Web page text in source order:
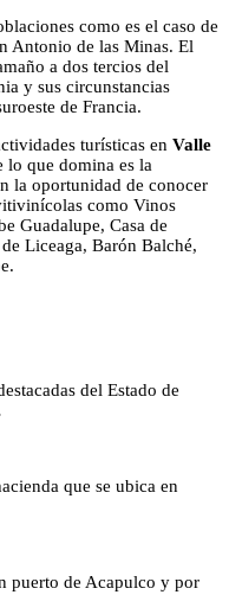
como es el caso de
Antonio de las Minas. El
a dos tercios del
y sus circunstancias
de Francia.
turísticas en Valle
lo que domina es la
la oportunidad de conocer
como Vinos
Guadalupe, Casa de
Liceaga, Barón Balché,
del Estado de
que se ubica en
puerto de Acapulco y por